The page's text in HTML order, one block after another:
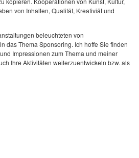
von Inhalten, Qualität, Kreativiät und
beleuchteten von
das Thema Sponsoring. Ich hoffe Sie finden
Impressionen zum Thema und meiner
Ihre Aktivitäten weiterzuentwickeln bzw. als